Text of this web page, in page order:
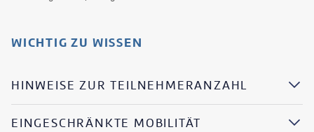
WICHTIG ZU WISSEN
HINWEISE ZUR TEILNEHMERANZAHL
EINGESCHRÄNKTE MOBILITÄT